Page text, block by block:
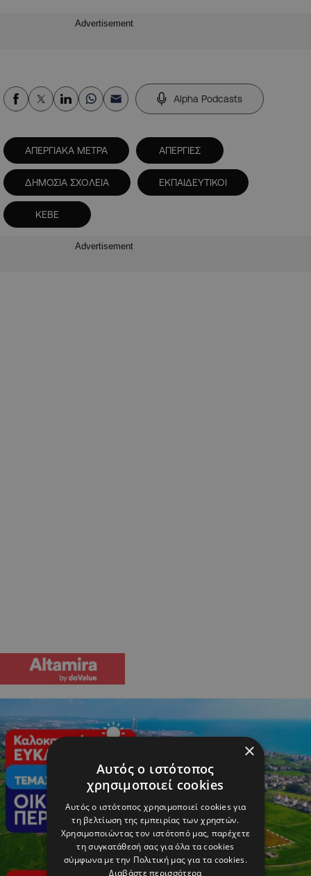
Advertisement
Alpha Podcasts
ΑΠΕΡΓΙΑΚΑ ΜΕΤΡΑ ΑΠΕΡΓΙΕΣ
ΔΗΜΟΣΙΑ ΣΧΟΛΕΙΑ ΕΚΠΑΙΔΕΥΤΙΚΟΙ
ΚΕΒΕ
Advertisement
×
Αυτός ο ιστότοπος
χρησιμοποιεί cookies
Αυτός ο ιστότοπος χρησιμοποιεί cookies για
τη βελτίωση της εμπειρίας των χρηστών.
Χρησιμοποιώντας τον ιστότοπό μας, παρέχετε
τη συγκατάθεσή σας για όλα τα cookies
σύμφωνα με την Πολιτική μας για τα cookies.
Διαβάστε περισσότερα